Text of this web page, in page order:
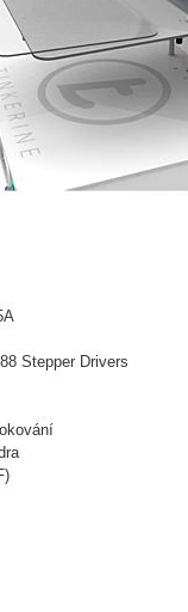
Stepper Drivers